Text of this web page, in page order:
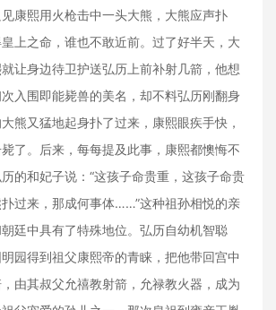
熙用火枪击中一头大熊，大熊应声扑
上之命，谁也不敢近前。过了好半天，大
让身边待卫护送弘历上前补射几箭，他想
入围即能毙兽的美名，却不料弘历刚翻身
熊又猛地起身扑了过来，康熙眼疾手快，
了。后来，每每提及此事，康熙都懊悔不
的和妃子说：“这孩子命贵重，这孩子命贵
过来，那成何事体……”这种祖孙相悦的亲
廷中具有了特殊地位。弘历自幼机智聪
园得到祖父康熙帝的青睐，把他带回宫中
由其叔父允禧教射箭，允禄教火器，成为